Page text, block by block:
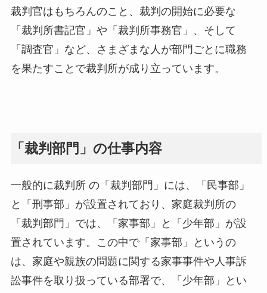
裁判官はもちろんのこと、裁判の開始に必要な
「裁判所書記官」や「裁判所事務官」、そして
「調査官」など、さまざまな人が部門ごとに職務
を果たすことで裁判所が成り立っています。
「裁判部門」の仕事内容
一般的に裁判所 の「裁判部門」には、「民事部」
と「刑事部」が設置されており、家庭裁判所の
「裁判部門」では、「家事部」と「少年部」が設
置されています。この中で「家事部」というの
は、家庭や親族の問題に関する家事事件や人事訴
訟事件を取り扱っている部署で、「少年部」とい